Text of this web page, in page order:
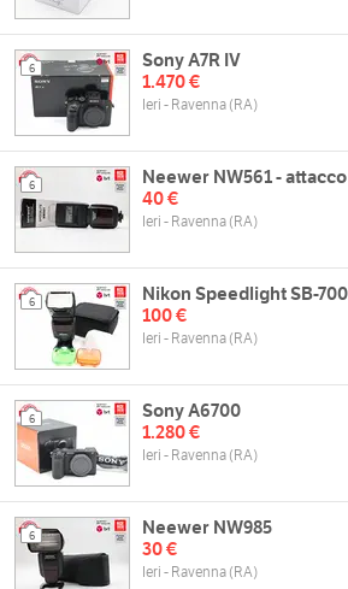
6
Sony A7R IV
1.470 €
Ieri - Ravenna (RA)
6
Neewer NW561 -
40 €
Ieri - Ravenna (RA)
6
Nikon Speedlight SB-700
100 €
Ieri - Ravenna (RA)
6
Sony A6700
1.280 €
Ieri - Ravenna (RA)
6
Neewer NW985
30 €
Ieri - Ravenna (RA)